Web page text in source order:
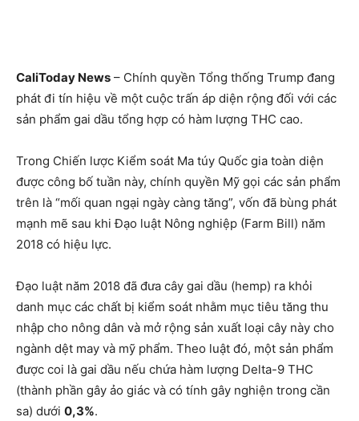
CaliToday News – Chính quyền Tổng thống Trump đang
phát đi tín hiệu về một cuộc trấn áp diện rộng đối với các
sản phẩm gai dầu tổng hợp có hàm lượng THC cao.
Trong Chiến lược Kiểm soát Ma túy Quốc gia toàn diện
được công bố tuần này, chính quyền Mỹ gọi các sản phẩm
trên là “mối quan ngại ngày càng tăng”, vốn đã bùng phát
mạnh mẽ sau khi Đạo luật Nông nghiệp (Farm Bill) năm
2018 có hiệu lực.
Đạo luật năm 2018 đã đưa cây gai dầu (hemp) ra khỏi
danh mục các chất bị kiểm soát nhằm mục tiêu tăng thu
nhập cho nông dân và mở rộng sản xuất loại cây này cho
ngành dệt may và mỹ phẩm. Theo luật đó, một sản phẩm
được coi là gai dầu nếu chứa hàm lượng Delta-9 THC
(thành phần gây ảo giác và có tính gây nghiện trong cần
sa) dưới 0,3%.